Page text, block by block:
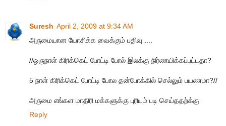
Suresh April 2, 2009 at 9:34 AM
அருமையான யோசிக்க வைக்கும் பதிவு ....
//ஒருநாள் கிரிக்கெட் போட்டி போல் இலக்கு நிர்ணயிக்கப்பட்டதா?
5 நாள் கிரிக்கெட் போட்டி போல தன்போக்கில் செல்லும் பயணமா?//
அருமை எங்கள மாதிரி மக்களுக்கு புரியும் படி செய்ததற்க்கு
Reply